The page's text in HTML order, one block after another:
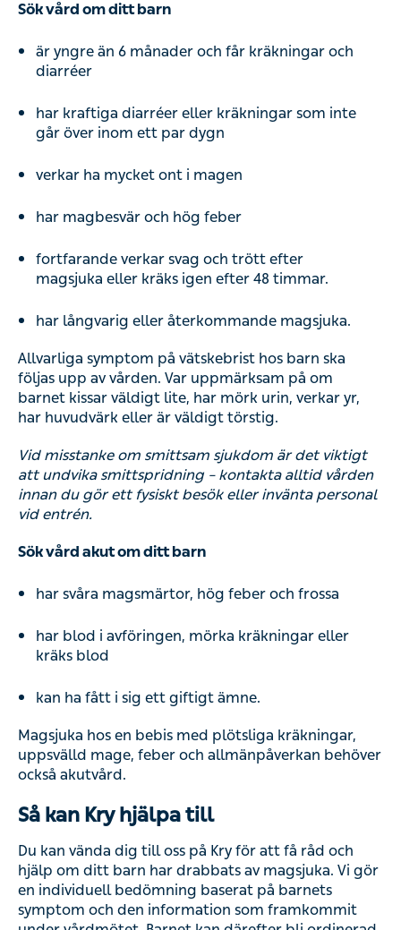
Sök vård om ditt barn
är yngre än 6 månader och får kräkningar och
diarréer
har kraftiga diarréer eller kräkningar som inte
går över inom ett par dygn
verkar ha mycket ont i magen
har magbesvär och hög feber
fortfarande verkar svag och trött efter
magsjuka eller kräks igen efter 48 timmar.
har långvarig eller återkommande magsjuka.
Allvarliga symptom på vätskebrist hos barn ska
följas upp av vården. Var uppmärksam på om
barnet kissar väldigt lite, har mörk urin, verkar yr,
har huvudvärk eller är väldigt törstig.
Vid misstanke om smittsam sjukdom är det viktigt
att undvika smittspridning – kontakta alltid vården
innan du gör ett fysiskt besök eller invänta personal
vid entrén.
Sök vård akut om ditt barn
har svåra magsmärtor, hög feber och frossa
har blod i avföringen, mörka kräkningar eller
kräks blod
kan ha fått i sig ett giftigt ämne.
Magsjuka hos en bebis med plötsliga kräkningar,
uppsvälld mage, feber och allmänpåverkan behöver
också akutvård.
Så kan Kry hjälpa till
Du kan vända dig till oss på Kry för att få råd och
hjälp om ditt barn har drabbats av magsjuka. Vi gör
en individuell bedömning baserat på barnets
symptom och den information som framkommit